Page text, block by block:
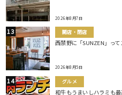
2026年8月7日
開店・閉店
西禁野に「SUNZEN」っ
2026年8月5日
グルメ
和牛もうまいしハラミも